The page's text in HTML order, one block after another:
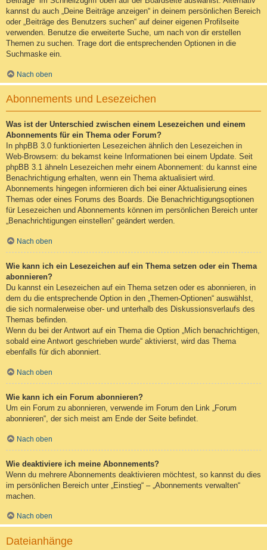
kannst du auch „Deine Beiträge anzeigen“ in deinem persönlichen Bereich
oder „Beiträge des Benutzers suchen“ auf deiner eigenen Profilseite
verwenden. Benutze die erweiterte Suche, um nach von dir erstellen
Themen zu suchen. Trage dort die entsprechenden Optionen in die
Suchmaske ein.
Nach oben
Abonnements und Lesezeichen
Was ist der Unterschied zwischen einem Lesezeichen und einem
Abonnements für ein Thema oder Forum?
In phpBB 3.0 funktionierten Lesezeichen ähnlich den Lesezeichen in
Web-Browsern: du bekamst keine Informationen bei einem Update. Seit
phpBB 3.1 ähneln Lesezeichen mehr einem Abonnement: du kannst eine
Benachrichtigung erhalten, wenn ein Thema aktualisiert wird.
Abonnements hingegen informieren dich bei einer Aktualisierung eines
Themas oder eines Forums des Boards. Die Benachrichtigungsoptionen
für Lesezeichen und Abonnements können im persönlichen Bereich unter
„Benachrichtigungen einstellen“ geändert werden.
Nach oben
Wie kann ich ein Lesezeichen auf ein Thema setzen oder ein Thema
abonnieren?
Du kannst ein Lesezeichen auf ein Thema setzen oder es abonnieren, in
dem du die entsprechende Option in den „Themen-Optionen“ auswählst,
die sich normalerweise ober- und unterhalb des Diskussionsverlaufs des
Themas befinden.
Wenn du bei der Antwort auf ein Thema die Option „Mich benachrichtigen,
sobald eine Antwort geschrieben wurde“ aktivierst, wird das Thema
ebenfalls für dich abonniert.
Nach oben
Wie kann ich ein Forum abonnieren?
Um ein Forum zu abonnieren, verwende im Forum den Link „Forum
abonnieren“, der sich meist am Ende der Seite befindet.
Nach oben
Wie deaktiviere ich meine Abonnements?
Wenn du mehrere Abonnements deaktivieren möchtest, so kannst du dies
im persönlichen Bereich unter „Einstieg“ – „Abonnements verwalten“
machen.
Nach oben
Dateianhänge